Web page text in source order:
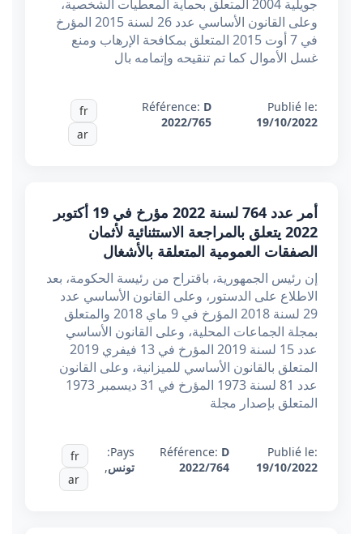
جويلية 2004 المتعلق بحماية المعطيات الشخصية،
وعلى القانون الأساسي عدد 26 لسنة 2015 المؤرخ
في 7 أوت 2015 المتعلق بمكافحة الإرهاب ومنع
غسل الأموال كما تم تنقيحه وإتمامه بال
Publié le:
19/10/2022
Référence: D
2022/765
fr
ar
أمر عدد 764 لسنة 2022 مؤرخ في 19 أكتوبر
2022 يتعلق بالمراجعة الاستثنائية لأثمان
الصفقات العمومية المتعلقة بالأشغال
إن رئيس الجمهورية، باقتراح من رئيسة الحكومة، بعد
الاطلاع على الدستور، وعلى القانون الأساسي عدد
29 لسنة 2018 المؤرخ في 9 ماي 2018 والمتعلق
بمجلة الجماعات المحلية، وعلى القانون الأساسي
عدد 15 لسنة 2019 المؤرخ في 13 فيفري 2019
المتعلق بالقانون الأساسي للميزانية، وعلى القانون
عدد 81 لسنة 1973 المؤرخ في 31 ديسمبر 1973
المتعلق بإصدار مجلة
Publié le:
19/10/2022
Référence: D
2022/764
Pays:
تونس,
fr
ar